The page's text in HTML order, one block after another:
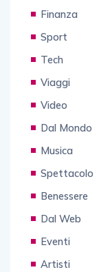
Finanza
Sport
Tech
Viaggi
Video
Dal Mondo
Musica
Spettacolo
Benessere
Dal Web
Eventi
Artisti